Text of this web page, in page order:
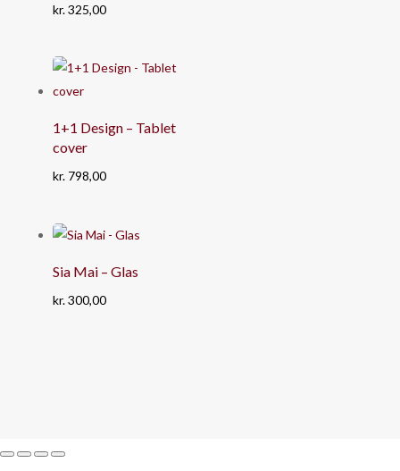
kr.325,00
1+1 Design – Tablet
cover
kr.798,00
Sia Mai – Glas
kr.300,00